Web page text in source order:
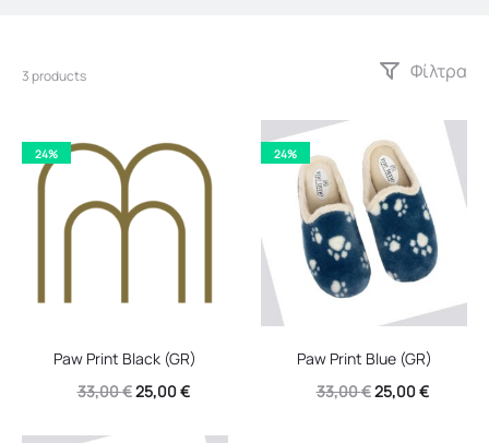
3 products Φίλτρα
24%
Paw Print Black (GR)
33,00€Original
25,00€Η
24%
Paw Print Blue (GR)
33,00€Original
25,00€Η